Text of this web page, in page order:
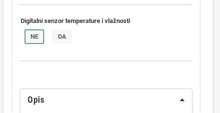
Digitalni senzor temperature i vlažnosti
NE DA
Opis